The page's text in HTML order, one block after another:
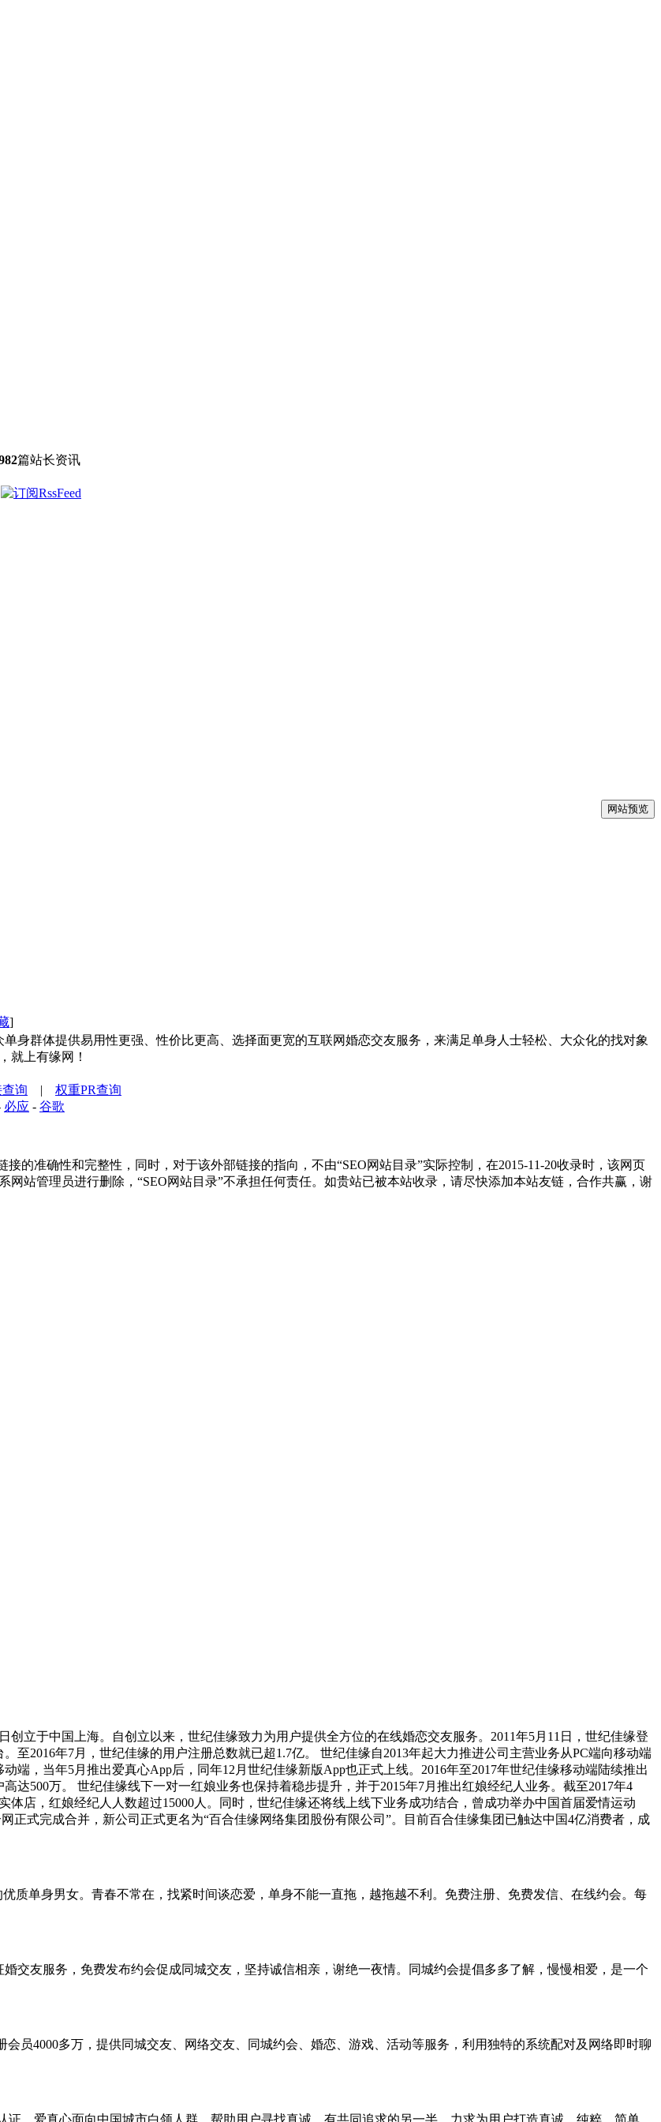
篇站长资讯
网站预览
]
身群体提供易用性更强、性价比更高、选择面更宽的互联网婚恋交友服务，来满足单身人士轻松、大众化的找对象
就上有缘网！
询 | 权重PR查询
必应 - 谷歌
接的准确性和完整性，同时，对于该外部链接的指向，不由“SEO网站目录”实际控制，在2015-11-20收录时，该网页
网站管理员进行删除，“SEO网站目录”不承担任何责任。如贵站已被本站收录，请尽快添加本站友链，合作共赢，谢
创立于中国上海。自创立以来，世纪佳缘致力为用户提供全方位的在线婚恋交友服务。2011年5月11日，世纪佳缘登
至2016年7月，世纪佳缘的用户注册总数就已超1.7亿。 世纪佳缘自2013年起大力推进公司主营业务从PC端向移动端
端，当年5月推出爱真心App后，同年12月世纪佳缘新版App也正式上线。2016年至2017年世纪佳缘移动端陆续推出
达500万。 世纪佳缘线下一对一红娘业务也保持着稳步提升，并于2015年7月推出红娘经纪人业务。截至2017年4
体店，红娘经纪人人数超过15000人。同时，世纪佳缘还将线上线下业务成功结合，曾成功举办中国首届爱情运动
正式完成合并，新公司正式更名为“百合佳缘网络集团股份有限公司”。目前百合佳缘集团已触达中国4亿消费者，成
质单身男女。青春不常在，找紧时间谈恋爱，单身不能一直拖，越拖越不利。免费注册、免费发信、在线约会。每
交友服务，免费发布约会促成同城交友，坚持诚信相亲，谢绝一夜情。同城约会提倡多多了解，慢慢相爱，是一个
员4000多万，提供同城交友、网络交友、同城约会、婚恋、游戏、活动等服务，利用独特的系统配对及网络即时聊